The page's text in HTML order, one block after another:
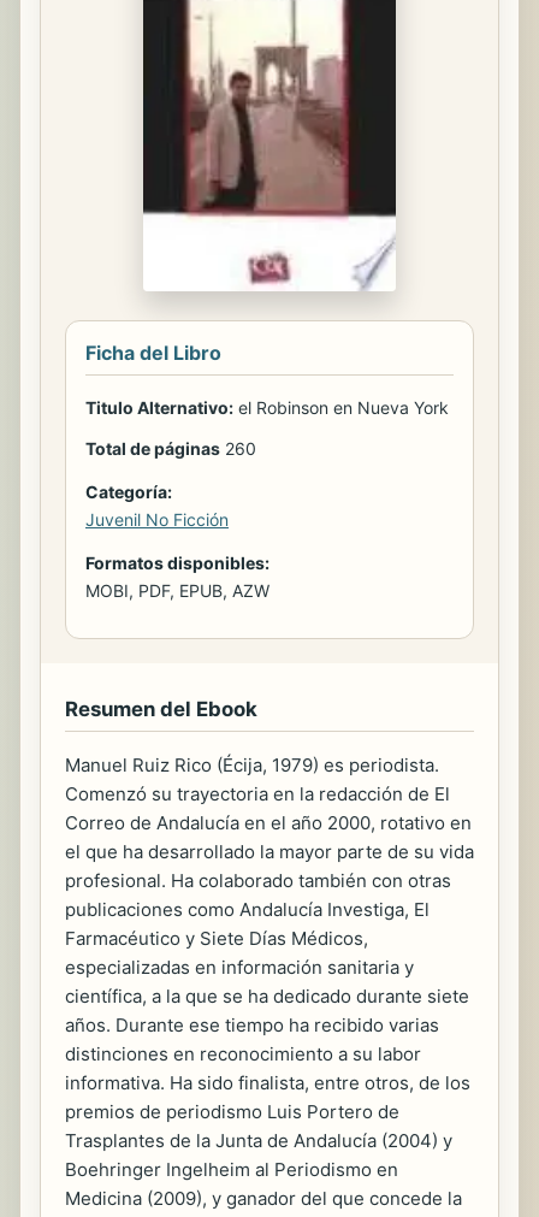
Ficha del Libro
Titulo Alternativo: el Robinson en Nueva York
Total de páginas 260
Categoría:
Juvenil No Ficción
Formatos disponibles:
MOBI, PDF, EPUB, AZW
Resumen del Ebook
Manuel Ruiz Rico (Écija, 1979) es periodista.
Comenzó su trayectoria en la redacción de El
Correo de Andalucía en el año 2000, rotativo en
el que ha desarrollado la mayor parte de su vida
profesional. Ha colaborado también con otras
publicaciones como Andalucía Investiga, El
Farmacéutico y Siete Días Médicos,
especializadas en información sanitaria y
científica, a la que se ha dedicado durante siete
años. Durante ese tiempo ha recibido varias
distinciones en reconocimiento a su labor
informativa. Ha sido finalista, entre otros, de los
premios de periodismo Luis Portero de
Trasplantes de la Junta de Andalucía (2004) y
Boehringer Ingelheim al Periodismo en
Medicina (2009), y ganador del que concede la